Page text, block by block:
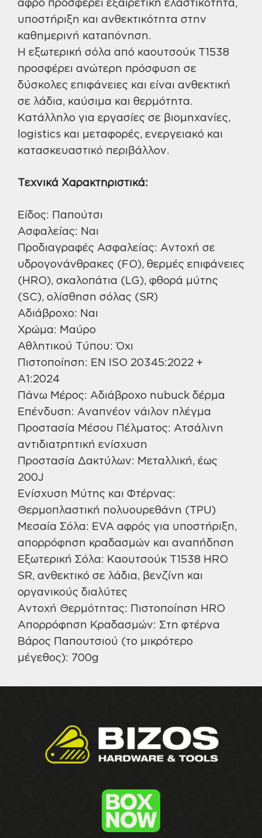
υποστήριξη και ανθεκτικότητα στην
καθημερινή καταπόνηση.
Η εξωτερική σόλα από καουτσούκ T1538
προσφέρει ανώτερη πρόσφυση σε
δύσκολες επιφάνειες και είναι ανθεκτική
σε λάδια, καύσιμα και θερμότητα.
Κατάλληλο για εργασίες σε βιομηχανίες,
logistics και μεταφορές, ενεργειακό και
κατασκευαστικό περιβάλλον.
Τεχνικά Χαρακτηριστικά:
Είδος: Παπούτσι
Ασφαλείας: Ναι
Προδιαγραφές Ασφαλείας: Αντοχή σε
υδρογονάνθρακες (FO), θερμές επιφάνειες
(HRO), σκαλοπάτια (LG), φθορά μύτης
(SC), ολίσθηση σόλας (SR)
Αδιάβροχο: Ναι
Χρώμα: Μαύρο
Αθλητικού Τύπου: Όχι
Πιστοποίηση: EN ISO 20345:2022 +
A1:2024
Πάνω Μέρος: Αδιάβροχο nubuck δέρμα
Επένδυση: Αναπνέον νάιλον πλέγμα
Προστασία Μέσου Πέλματος: Ατσάλινη
αντιδιατρητική ενίσχυση
Προστασία Δακτύλων: Μεταλλική, έως
200J
Ενίσχυση Μύτης και Φτέρνας:
Θερμοπλαστική πολυουρεθάνη (TPU)
Μεσαία Σόλα: EVA αφρός για υποστήριξη,
απορρόφηση κραδασμών και αναπήδηση
Εξωτερική Σόλα: Καουτσούκ T1538 HRO
SR, ανθεκτικό σε λάδια, βενζίνη και
οργανικούς διαλύτες
Αντοχή Θερμότητας: Πιστοποίηση HRO
Απορρόφηση Κραδασμών: Στη φτέρνα
Βάρος Παπουτσιού (το μικρότερο
μέγεθος): 700g